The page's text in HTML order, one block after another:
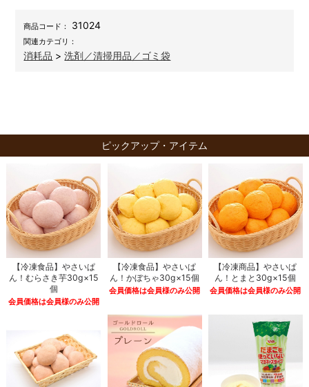
商品コード： 31024
関連カテゴリ：
消耗品 >洗剤／清掃用品／ゴミ袋
ピックアップ・アイテム
【冷凍食品】やさいぱ
ん！むらさき芋30g×15
個
会員価格は会員様のみ公開
【冷凍食品】やさいぱ
ん！かぼちゃ30g×15個
会員価格は会員様のみ公開
【冷凍商品】やさいぱ
ん！とまと30g×15個
会員価格は会員様のみ公開